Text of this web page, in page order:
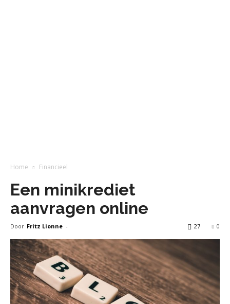
Home Financieel
Een minikrediet
aanvragen online
Door Fritz Lionne - 0
27